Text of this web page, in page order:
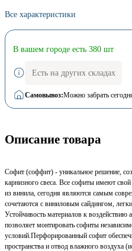
Все характеристики
В вашем городе есть 380 шт
Есть на других складах
Самовывоз:Можно забрать
Описание товара
Софит (соффит) - уникальное решение,
карнизного свеса. Все софиты имеют
из винила, сегодня являются самым
сочетаются с виниловым сайдингом,
Устойчивость материалов к воздействию
позволяет монтировать софиты
условий.Перфорированный софит
пространства и отвод влажного воздуха